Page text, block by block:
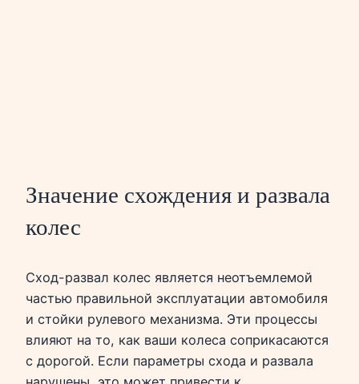
Значение схождения и развала
колес
Сход-развал колес является неотъемлемой
частью правильной эксплуатации автомобиля
и стойки рулевого механизма. Эти процессы
влияют на то, как ваши колеса соприкасаются
с дорогой. Если параметры схода и развала